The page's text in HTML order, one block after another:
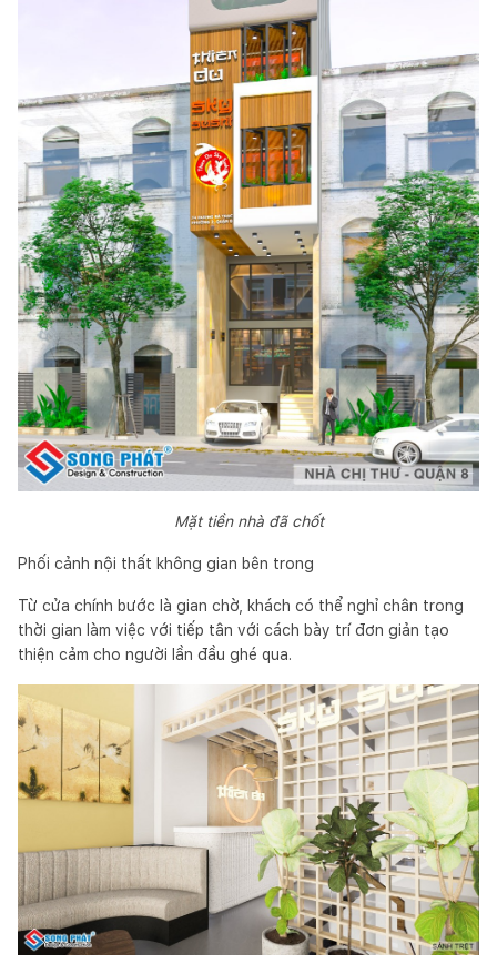
Mặt tiền nhà đã chốt
Phối cảnh nội thất không gian bên trong
Từ cửa chính bước là gian chờ, khách có thể nghỉ chân trong
thời gian làm việc với tiếp tân với cách bày trí đơn giản tạo
thiện cảm cho người lần đầu ghé qua.